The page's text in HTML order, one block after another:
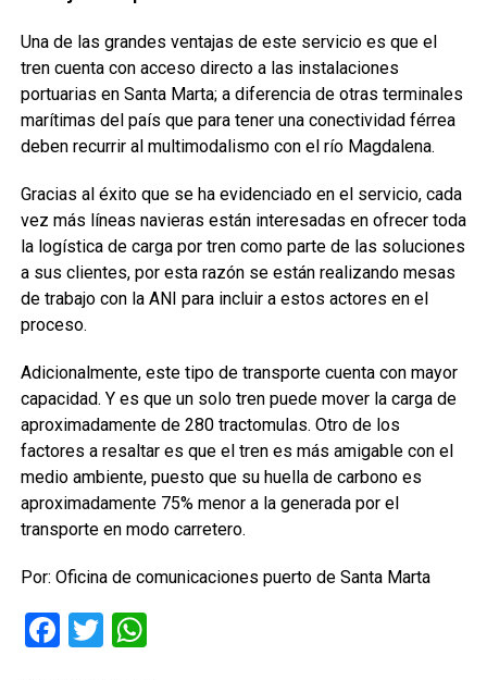
Una de las grandes ventajas de este servicio es que el
tren cuenta con acceso directo a las instalaciones
portuarias en Santa Marta; a diferencia de otras terminales
marítimas del país que para tener una conectividad férrea
deben recurrir al multimodalismo con el río Magdalena.
Gracias al éxito que se ha evidenciado en el servicio, cada
vez más líneas navieras están interesadas en ofrecer toda
la logística de carga por tren como parte de las soluciones
a sus clientes, por esta razón se están realizando mesas
de trabajo con la ANI para incluir a estos actores en el
proceso.
Adicionalmente, este tipo de transporte cuenta con mayor
capacidad. Y es que un solo tren puede mover la carga de
aproximadamente de 280 tractomulas. Otro de los
factores a resaltar es que el tren es más amigable con el
medio ambiente, puesto que su huella de carbono es
aproximadamente 75% menor a la generada por el
transporte en modo carretero.
Por: Oficina de comunicaciones puerto de Santa Marta
Facebook
TwitterWhatsApp